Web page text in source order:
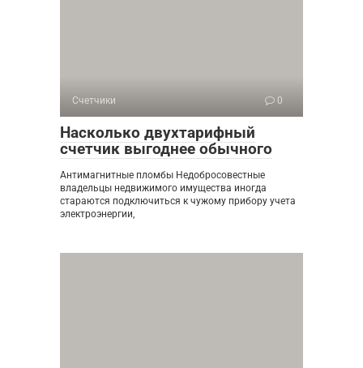
Счетчики 0
Насколько двухтарифный
счетчик выгоднее обычного
Антимагнитные пломбы Недобросовестные
владельцы недвижимого имущества иногда
стараются подключиться к чужому прибору учета
электроэнергии,